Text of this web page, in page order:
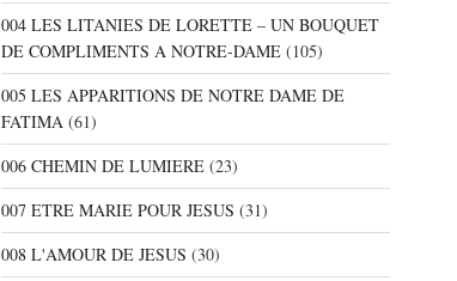
004 LES LITANIES DE LORETTE – UN BOUQUET
DE COMPLIMENTS A NOTRE-DAME(105)
005 LES APPARITIONS DE NOTRE DAME DE
FATIMA(61)
006 CHEMIN DE LUMIERE(23)
007 ETRE MARIE POUR JESUS (31)
008 L'AMOUR DE JESUS (30)